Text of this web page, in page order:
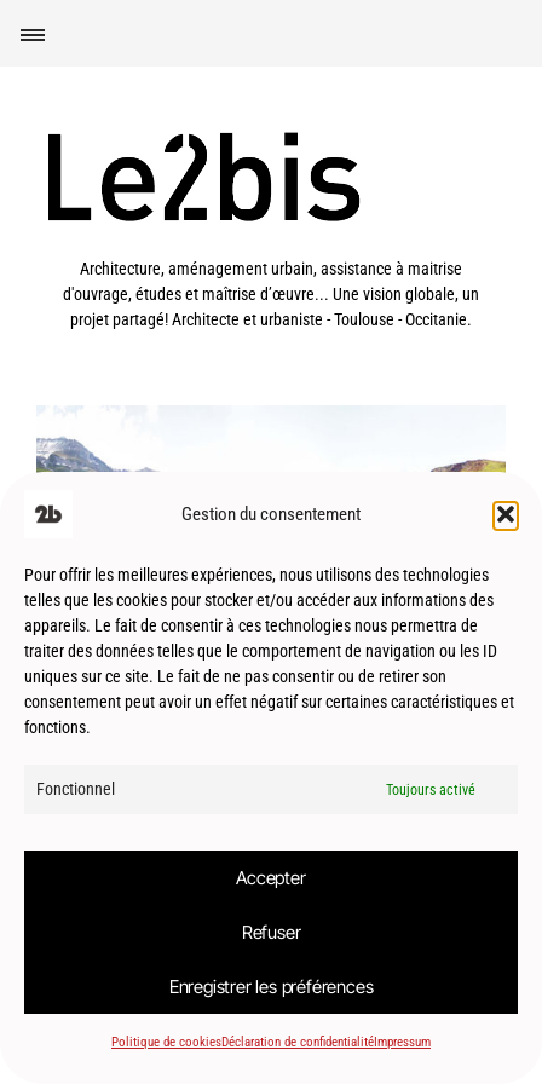
Gestion du consentement
Pour offrir les meilleures expériences, nous utilisons des technologies
telles que les cookies pour stocker et/ou accéder aux informations des
appareils. Le fait de consentir à ces technologies nous permettra de
traiter des données telles que le comportement de navigation ou les ID
uniques sur ce site. Le fait de ne pas consentir ou de retirer son
consentement peut avoir un effet négatif sur certaines caractéristiques et
fonctions.
Fonctionnel Toujours activé
Accepter
Refuser
Enregistrer les préférences
Politique de cookiesDéclaration de confidentialitéImpressum
Architecture, aménagement urbain, assistance à maitrise
d'ouvrage, études et maîtrise d’œuvre... Une vision globale, un
projet partagé! Architecte et urbaniste - Toulouse - Occitanie.
Col du Soulor (65) – Aménagements
paysagers
© 2026Le2bis Atelier | Architecte Toulouse-Montpellier-Biarritz